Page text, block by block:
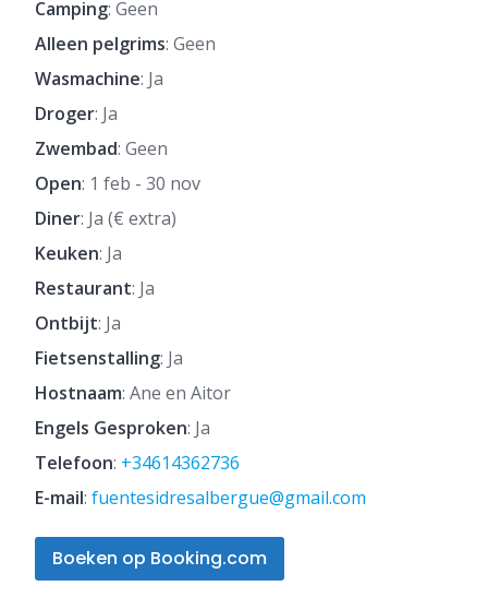
Camping: Geen
Alleen pelgrims: Geen
Wasmachine: Ja
Droger: Ja
Zwembad: Geen
Open: 1 feb - 30 nov
Diner: Ja (€ extra)
Keuken: Ja
Restaurant: Ja
Ontbijt: Ja
Fietsenstalling: Ja
Hostnaam: Ane en Aitor
Engels Gesproken: Ja
Telefoon: +34614362736
E-mail: fuentesidresalbergue@gmail.com
Boeken op Booking.com